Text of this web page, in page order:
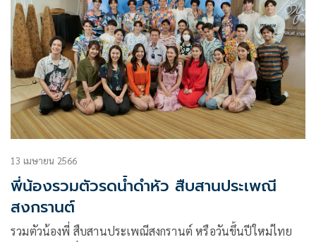
13 เมษายน 2566
พี่น้องรวมตัวรดน้ำดำหัว สืบสานประเพณี
สงกรานต์
รวมตัวน้องพี่ สืบสานประเพณีสงกรานต์ หรือวันขึ้นปีใหม่ไทย